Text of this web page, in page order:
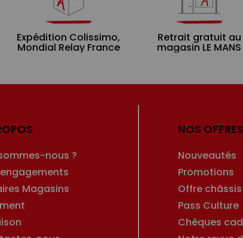
Expédition Colissimo,
Mondial Relay France
Retrait gratuit au
magasin LE MANS
nous ?
Magasins
NOS OFFRES
Nouveautés
Promotions
Offre châssis
Pass Culture
Chèques